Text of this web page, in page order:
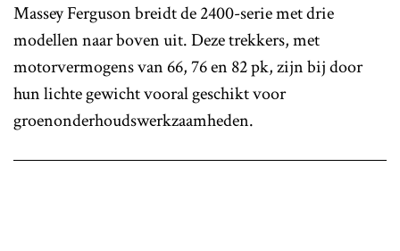
Massey Ferguson breidt de 2400-serie met drie
modellen naar boven uit. Deze trekkers, met
motorvermogens van 66, 76 en 82 pk, zijn bij door
hun lichte gewicht vooral geschikt voor
groenonderhoudswerkzaamheden.